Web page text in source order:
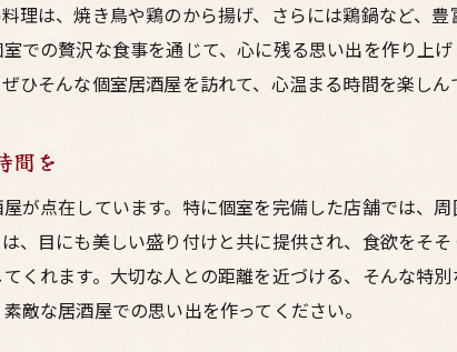
鶏料理が主役の特別なデート
梅田の居酒屋で過ごす特別な夜個室で味わう
梅田の居酒屋で見つかる隠れ家的空間
特別な夜にふさわしい鶏料理メニュー
デートに最適な個室居酒屋の魅力
心に残る一夜を過ごすためのポイント
理は、焼き鳥や鶏のから揚げ、さらには鶏鍋など、
での贅沢な食事を通じて、心に残る思い出を作り上
ひそんな個室居酒屋を訪れて、心温まる時間を楽しん
間を
が点在しています。特に個室を完備した店舗では、
、目にも美しい盛り付けと共に提供され、食欲をそ
くれます。大切な人との距離を近づける、そんな特
敵な居酒屋での思い出を作ってください。